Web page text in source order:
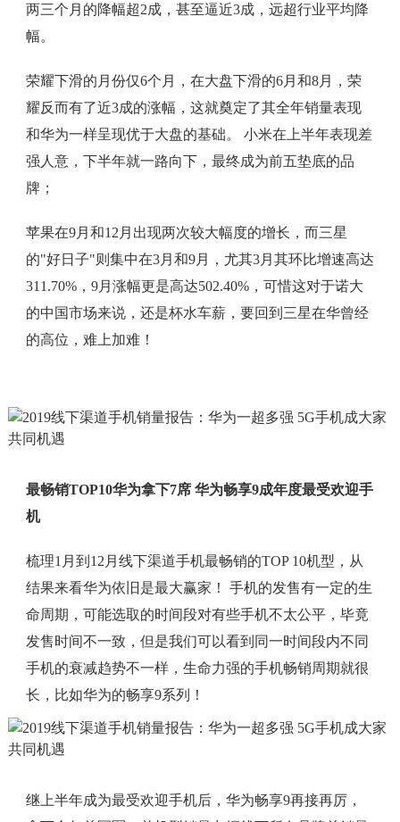
两三个月的降幅超2成，甚至逼近3成，远超行业平均降
幅。
荣耀下滑的月份仅6个月，在大盘下滑的6月和8月，荣
耀反而有了近3成的涨幅，这就奠定了其全年销量表现
和华为一样呈现优于大盘的基础。 小米在上半年表现差
强人意，下半年就一路向下，最终成为前五垫底的品
牌；
苹果在9月和12月出现两次较大幅度的增长，而三星
的"好日子"则集中在3月和9月，尤其3月其环比增速高达
311.70%，9月涨幅更是高达502.40%，可惜这对于诺大
的中国市场来说，还是杯水车薪，要回到三星在华曾经
的高位，难上加难！
最畅销TOP10华为拿下7席 华为畅享9成年度最受欢迎手
机
梳理1月到12月线下渠道手机最畅销的TOP 10机型，从
结果来看华为依旧是最大赢家！ 手机的发售有一定的生
命周期，可能选取的时间段对有些手机不太公平，毕竟
发售时间不一致，但是我们可以看到同一时间段内不同
手机的衰减趋势不一样，生命力强的手机畅销周期就很
长，比如华为的畅享9系列！
继上半年成为最受欢迎手机后，华为畅享9再接再厉，